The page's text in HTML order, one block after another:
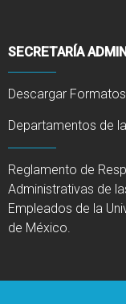
SECRETARÍA
Descargar Formatos
Departamentos de
Reglamento de
Administrativas de
Empleados de la
de México.